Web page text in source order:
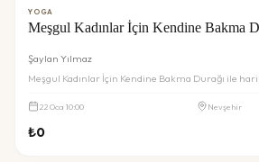
YOGA
Meşgul Kadınlar İçin Kendine Bakma
Şaylan Yılmaz
Meşgul Kadınlar İçin Kendine Bakma Durağı ile
22Oca 10:00 Nevşehir
₺0